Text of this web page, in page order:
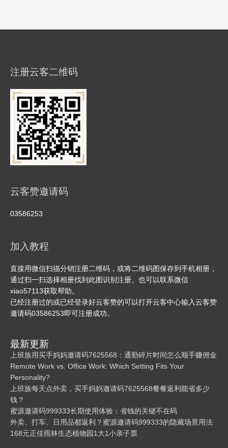
注册云客二维码
云客赞邀请码
03586253
加入教程
直接用微信扫描分销注册二维码，或将二维码图保存到手机相册，
通过扫一扫选择相册找到此图识别注册。也可以联系微信
xiao57113获取帮助。
已经注册过的或已经登录好云客赞的可以打开云客中心输入云客赞
邀请码03586253即可注册成功。
最新更新
上班族用买手妈妈邀请码7625568：通勤碎片时间怎么顺手赚佣金
Remote Work vs. Office Work: Which Setting Fits Your
Personality?
上班族每天点外卖，买手妈妈邀请码7625568餐餐返利能省多少
钱？
蜜源邀请码999333长期使用体验：省钱的关键不在码
外卖、打车、日用品都返利？蜜源邀请码999333的隐藏场景用法
168元正佳雨林生态植物园1大1小亲子票